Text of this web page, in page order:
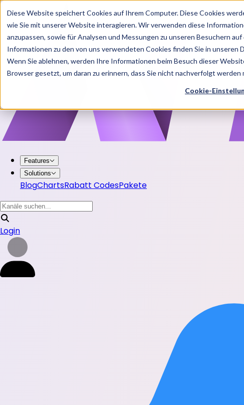
Diese Website speichert Cookies auf Ihrem Computer. Diese Cookies
wie Sie mit unserer Website interagieren. Wir verwenden diese
anzupassen, sowie für Analysen und Messungen zu unseren Besuchern
Informationen zu den von uns verwendeten Cookies finden Sie in unseren
Wenn Sie ablehnen, werden Ihre Informationen beim Besuch dieser
Browser gesetzt, um daran zu erinnern, dass Sie nicht nachverfolgt werden
Cookie-
Features
Solutions
BlogChartsRabatt CodesPakete
Login